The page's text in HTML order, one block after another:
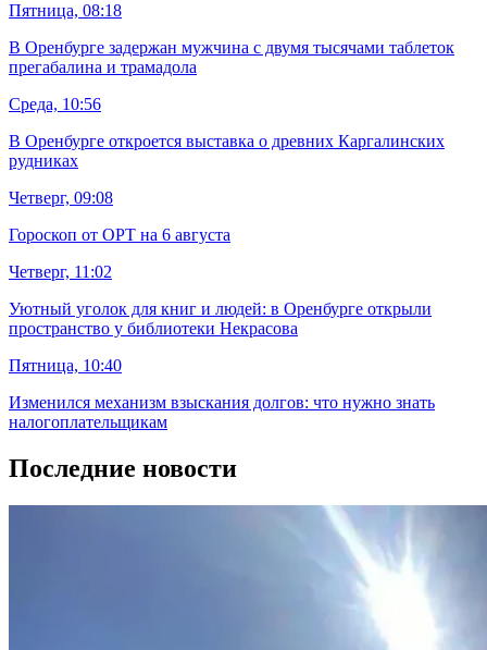
Пятница, 08:18
В Оренбурге задержан мужчина с двумя тысячами таблеток
прегабалина и трамадола
Среда, 10:56
В Оренбурге откроется выставка о древних Каргалинских
рудниках
Четверг, 09:08
Гороскоп от ОРТ на 6 августа
Четверг, 11:02
Уютный уголок для книг и людей: в Оренбурге открыли
пространство у библиотеки Некрасова
Пятница, 10:40
Изменился механизм взыскания долгов: что нужно знать
налогоплательщикам
Последние новости